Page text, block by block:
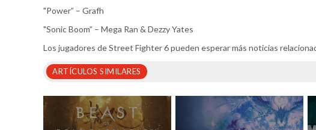
"Power” – Grafh
"Sonic Boom” – Mega Ran & Dezzy Yates
Los jugadores de Street Fighter 6 pueden esperar más noticias
ARTÍCULOS SIMILARES